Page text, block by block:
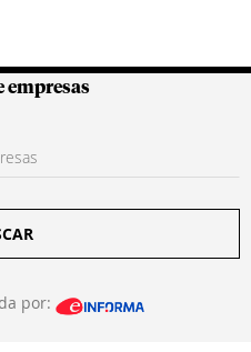
empresas
por: